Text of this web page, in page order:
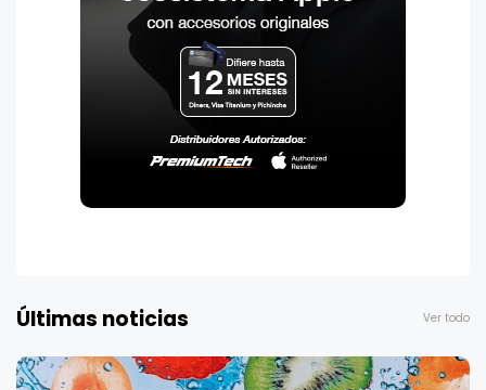
Últimas noticias Ver todo